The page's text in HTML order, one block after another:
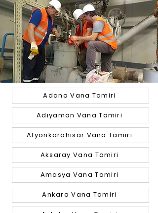
Adana Vana Tamiri
Adıyaman Vana Tamiri
Afyonkarahisar Vana Tamiri
Aksaray Vana Tamiri
Amasya Vana Tamiri
Ankara Vana Tamiri